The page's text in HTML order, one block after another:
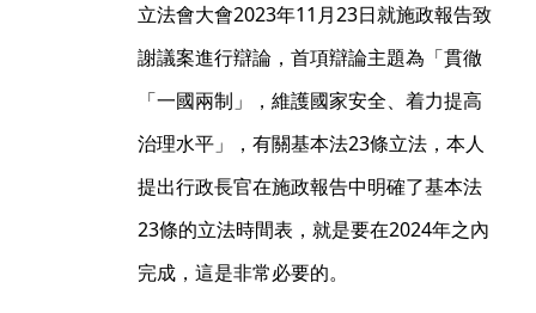
立法會大會2023年11月23日就施政報告致
謝議案進行辯論，首項辯論主題為「貫徹
「一國兩制」，維護國家安全、着力提高
治理水平」，有關基本法23條立法，本人
提出行政長官在施政報告中明確了基本法
23條的立法時間表，就是要在2024年之內
完成，這是非常必要的。